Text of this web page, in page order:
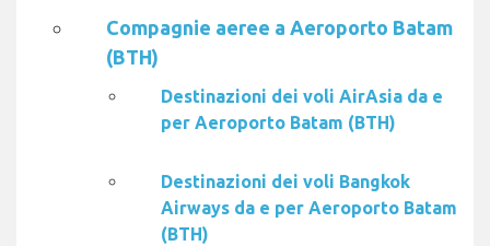
Compagnie aeree a Aeroporto Batam
(BTH)
Destinazioni dei voli AirAsia da e
per Aeroporto Batam (BTH)
Destinazioni dei voli Bangkok
Airways da e per Aeroporto Batam
(BTH)